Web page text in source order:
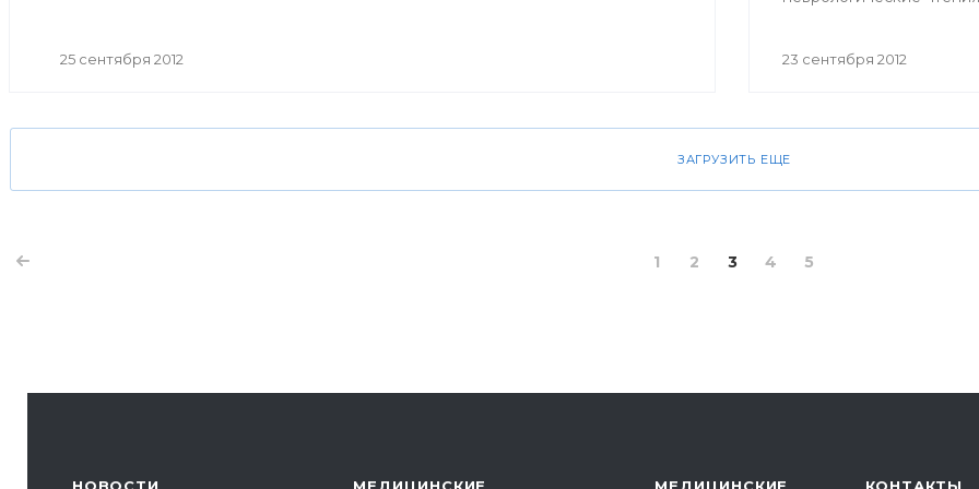
25 сентября 2012
образовательный
нейрореабилитация»
руководством
США доктор Синди
23 сентября 2012
ЗАГРУЗИТЬ ЕЩЕ
1 2 3 4 5